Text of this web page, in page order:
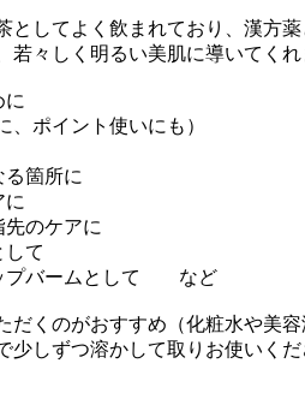
としてよく飲まれており、漢方
々しく明るい美肌に導いてくれ
に
、ポイント使いにも）
箇所に
に
のケアに
して
プバームとして など
くのがおすすめ（化粧水や美
しずつ溶かして取りお使いくだ